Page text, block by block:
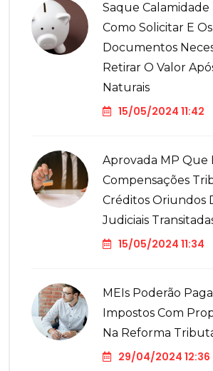
Saque Calamidade
Como Solicitar E Os
Documentos
Retirar O Valor
Naturais
15/05/2024 11:42
Aprovada MP Que
Compensações
Créditos Oriundos
Judiciais
15/05/2024 11:34
MEIs Poderão
Impostos Com
Na Reforma
29/04/2024 12:36